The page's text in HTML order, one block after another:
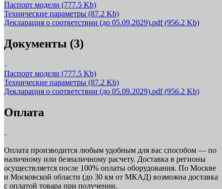
Паспорт модели (777.5 Kb)
Технические параметры (87.2 Kb)
Декларация о соответствии (до 05.09.2029).pdf(956.2 Kb)
Документы (3)
Паспорт модели (777.5 Kb)
Технические параметры (87.2 Kb)
Декларация о соответствии (до 05.09.2029).pdf(956.2 Kb)
Оплата
Оплата производится любым удобным для вас способом — по
наличному или безналичному расчету. Доставка в регионы
осуществляется после 100% оплаты оборудования. По Москве
и Московской области (до 30 км от МКАД) возможна доставка
с оплатой товара при получении.